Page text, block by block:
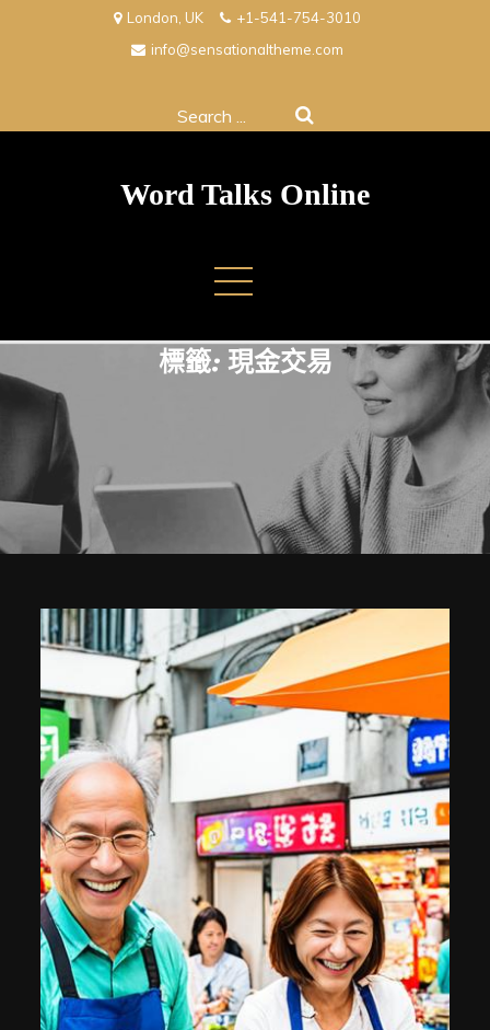
London, UK
+1-541-754-3010
info@sensationaltheme.com
Search
Word Talks Online
標籤: 現金交易